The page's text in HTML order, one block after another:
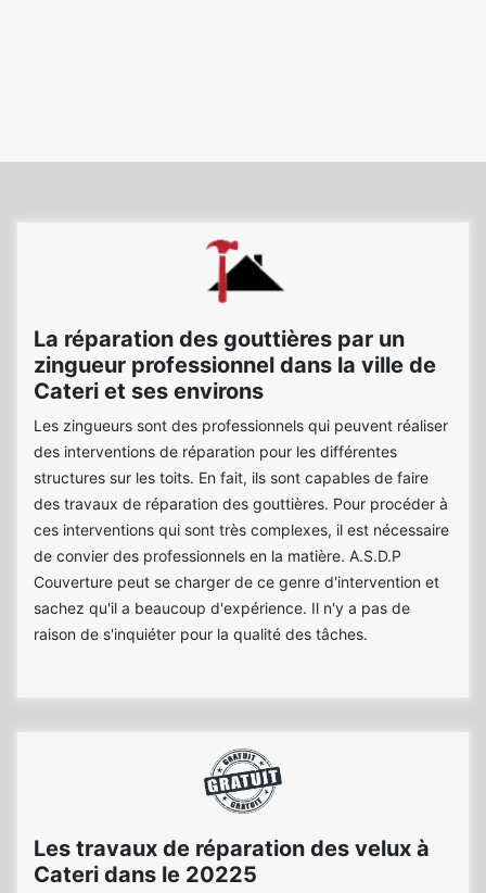
La réparation des gouttières par un
zingueur professionnel dans la ville de
Cateri et ses environs
Les zingueurs sont des professionnels qui peuvent réaliser
des interventions de réparation pour les différentes
structures sur les toits. En fait, ils sont capables de faire
des travaux de réparation des gouttières. Pour procéder à
ces interventions qui sont très complexes, il est nécessaire
de convier des professionnels en la matière. A.S.D.P
Couverture peut se charger de ce genre d'intervention et
sachez qu'il a beaucoup d'expérience. Il n'y a pas de
raison de s'inquiéter pour la qualité des tâches.
Les travaux de réparation des velux à
Cateri dans le 20225